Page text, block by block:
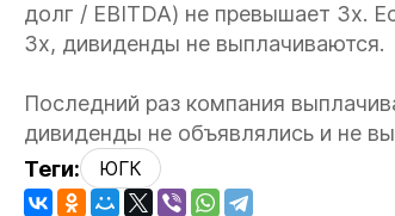
долг / EBITDA) не превышает 3х.
3х, дивиденды не выплачиваются.
Последний раз компания
дивиденды не объявлялись и не
Теги:
ЮГК